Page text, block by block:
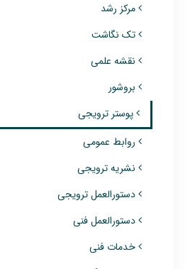
مرکز رشد
تک نگاشت
نقشه علمی
بروشور
پوستر ترویجی
روابط عمومی
نشریه ترویجی
دستورالعمل ترویجی
دستورالعمل فنی
خدمات فنی